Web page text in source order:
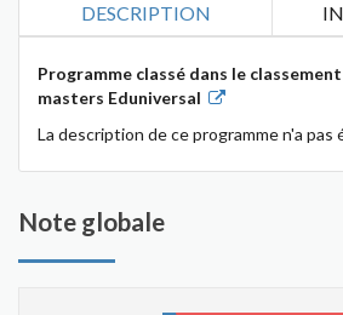
DESCRIPTION
Programme classé dans le
masters Eduniversal
La description de ce programme n'a pas
Note globale